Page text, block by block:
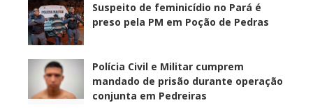
Suspeito de feminicídio no Pará é
preso pela PM em Poção de Pedras
Polícia Civil e Militar cumprem
mandado de prisão durante operação
conjunta em Pedreiras